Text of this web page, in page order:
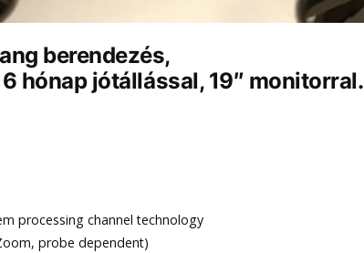
berendezés,
hónap jótállással, 19″ monitorral.
processing channel technology
probe dependent)